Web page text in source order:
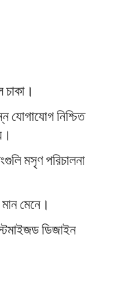
যোগাযোগ নিশ্চিত
মসৃণ পরিচালনা
মেনে।
ডিজাইন